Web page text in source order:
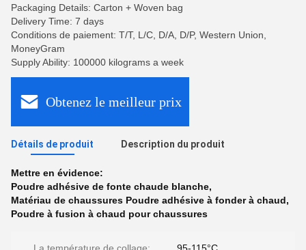
Packaging Details: Carton + Woven bag
Delivery Time: 7 days
Conditions de paiement: T/T, L/C, D/A, D/P, Western Union,
MoneyGram
Supply Ability: 100000 kilograms a week
Obtenez le meilleur prix
Détails de produit Description du produit
Mettre en évidence:
Poudre adhésive de fonte chaude blanche,
Matériau de chaussures Poudre adhésive à fonder à chaud,
Poudre à fusion à chaud pour chaussures